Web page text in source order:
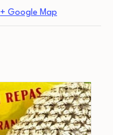
+ Google Map